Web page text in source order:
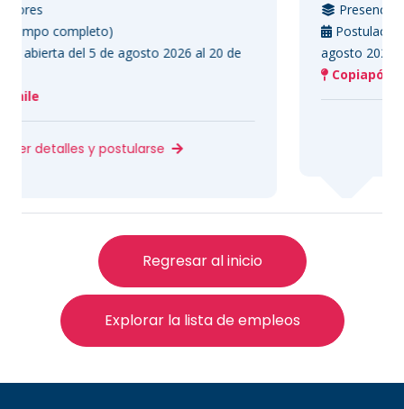
5 de agosto 2026 al 20 de
y postularse
Presencial (Tiempo
Postulación abierta del
Copiapó, Chile
Regresar al inicio
Explorar la lista de empleos